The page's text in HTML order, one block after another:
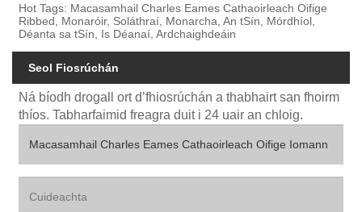
Hot Tags: Macasamhail Charles Eames Cathaoirleach Oifige
Ribbed, Monaróir, Soláthraí, Monarcha, An tSín, Mórdhíol,
Déanta sa tSín, Is Déanaí, Ardchaighdeáin
Seol Fiosrúchán
Ná bíodh drogall ort d’fhiosrúchán a thabhairt san fhoirm
thíos. Tabharfaimid freagra duit i 24 uair an chloig.